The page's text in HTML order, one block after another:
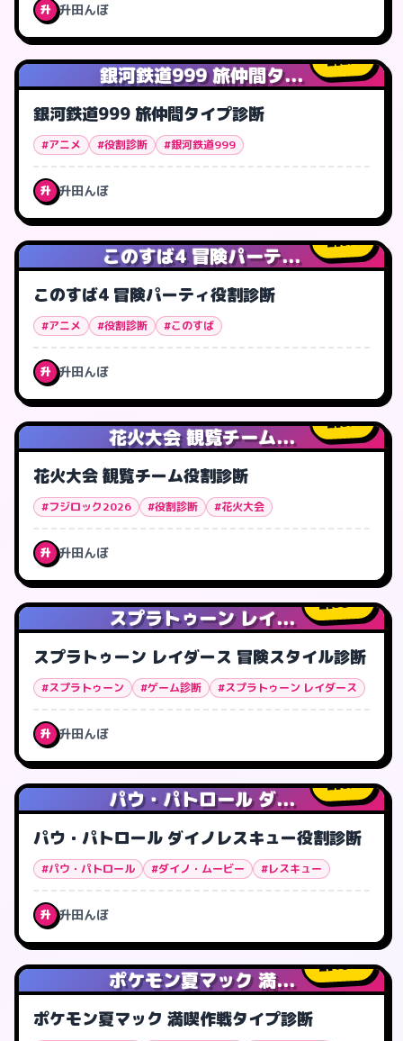
升 升田んぼ
銀河鉄道999 旅仲間タ...
2人
銀河鉄道999 旅仲間タイプ診断
#アニメ #役割診断 #銀河鉄道999
升 升田んぼ
このすば4 冒険パーテ...
9人
このすば4 冒険パーティ役割診断
#アニメ #役割診断 #このすば
升 升田んぼ
花火大会 観覧チーム...
3人
花火大会 観覧チーム役割診断
#フジロック2026 #役割診断 #花火大会
升 升田んぼ
スプラトゥーン レイ...
38人
スプラトゥーン レイダース 冒険スタイル診断
#スプラトゥーン #ゲーム診断 #スプラトゥーン レイダース
升 升田んぼ
パウ・パトロール ダ...
6人
パウ・パトロール ダイノレスキュー役割診断
#パウ・パトロール #ダイノ・ムービー #レスキュー
升 升田んぼ
ポケモン夏マック 満...
10人
ポケモン夏マック 満喫作戦タイプ診断